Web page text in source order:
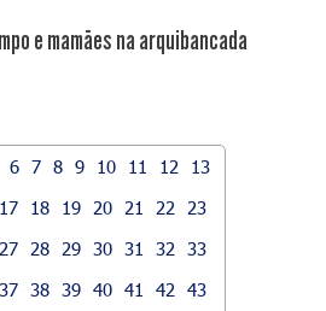
e mamães na arquibancada
6 7 8 9 10 11 12
13
17 18 19 20 21 22
23
27 28 29 30 31 32
33
37 38 39 40 41 42
43